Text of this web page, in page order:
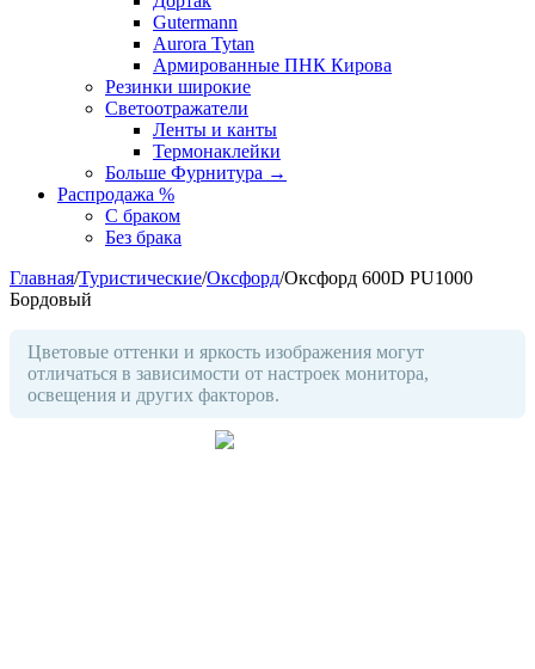
Gutermann
Aurora Tytan
Армированные ПНК Кирова
Резинки широкие
Светоотражатели
Ленты и канты
Термонаклейки
Больше Фурнитура →
Распродажа %
С браком
Без брака
Главная/Туристические/Оксфорд/Оксфорд 600D PU1000
Бордовый
Цветовые оттенки и яркость изображения могут
отличаться в зависимости от настроек монитора,
освещения и других факторов.